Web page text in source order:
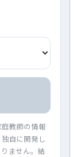
教師の情報
自に開発し
ません。結